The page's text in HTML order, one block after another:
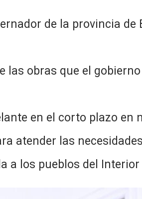
de la provincia de
obras que el
en el corto plazo en
atender las
a los pueblos del Interior